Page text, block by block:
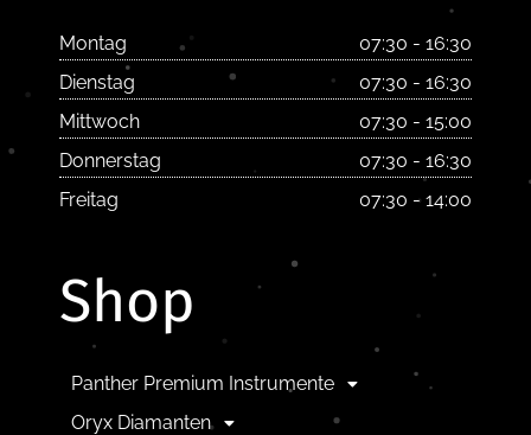
Montag
07:30 - 16:30
Dienstag
07:30 - 16:30
Mittwoch
07:30 - 15:00
Donnerstag
07:30 - 16:30
Freitag
07:30 - 14:00
Shop
Panther Premium Instrumente
Oryx Diamanten